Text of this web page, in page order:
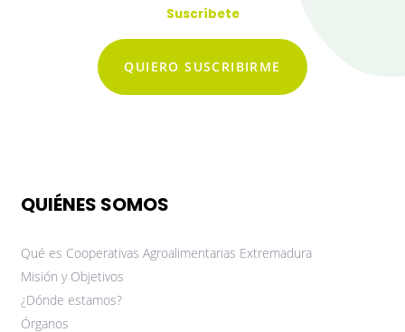
Suscríbete
QUIERO SUSCRIBIRME
QUIÉNES SOMOS
Qué es Cooperativas Agroalimentarias Extremadura
Misión y Objetivos
¿Dónde estamos?
Órganos